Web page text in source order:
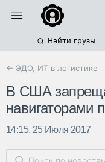
Найти грузы
← ЭДО, ИТ в логистике
В США
навигаторами
14:15, 25 Июля 2017